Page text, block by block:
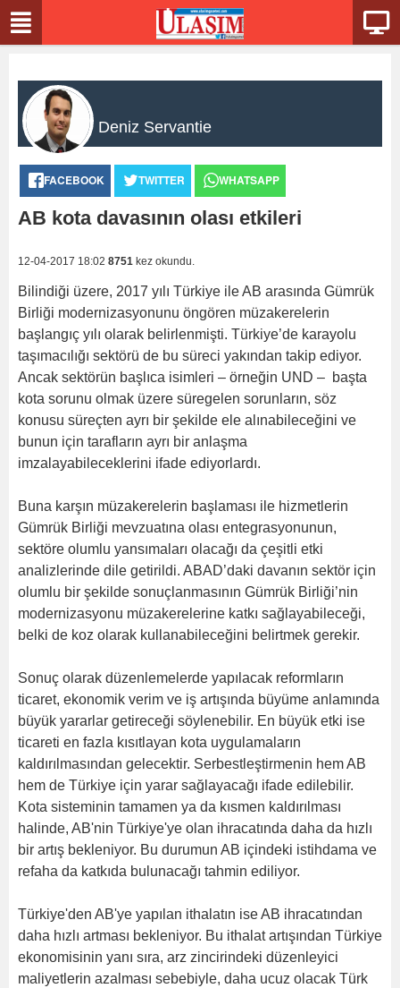
Deniz Servantie
FACEBOOK TWITTER WHATSAPP
AB kota davasının olası etkileri
12-04-2017 18:02 8751 kez okundu.
Bilindiği üzere, 2017 yılı Türkiye ile AB arasında Gümrük
Birliği modernizasyonunu öngören müzakerelerin
başlangıç yılı olarak belirlenmişti. Türkiye’de karayolu
taşımacılığı sektörü de bu süreci yakından takip ediyor.
Ancak sektörün başlıca isimleri – örneğin UND – başta
kota sorunu olmak üzere süregelen sorunların, söz
konusu süreçten ayrı bir şekilde ele alınabileceğini ve
bunun için tarafların ayrı bir anlaşma
imzalayabileceklerini ifade ediyorlardı.
Buna karşın müzakerelerin başlaması ile hizmetlerin
Gümrük Birliği mevzuatına olası entegrasyonunun,
sektöre olumlu yansımaları olacağı da çeşitli etki
analizlerinde dile getirildi. ABAD’daki davanın sektör için
olumlu bir şekilde sonuçlanmasının Gümrük Birliği’nin
modernizasyonu müzakerelerine katkı sağlayabileceği,
belki de koz olarak kullanabileceğini belirtmek gerekir.
Sonuç olarak düzenlemelerde yapılacak reformların
ticaret, ekonomik verim ve iş artışında büyüme anlamında
büyük yararlar getireceği söylenebilir. En büyük etki ise
ticareti en fazla kısıtlayan kota uygulamaların
kaldırılmasından gelecektir. Serbestleştirmenin hem AB
hem de Türkiye için yarar sağlayacağı ifade edilebilir.
Kota sisteminin tamamen ya da kısmen kaldırılması
halinde, AB'nin Türkiye'ye olan ihracatında daha da hızlı
bir artış bekleniyor. Bu durumun AB içindeki istihdama ve
refaha da katkıda bulunacağı tahmin ediliyor.
Türkiye'den AB'ye yapılan ithalatın ise AB ihracatından
daha hızlı artması bekleniyor. Bu ithalat artışından Türkiye
ekonomisinin yanı sıra, arz zincirindeki düzenleyici
maliyetlerin azalması sebebiyle, daha ucuz olacak Türk